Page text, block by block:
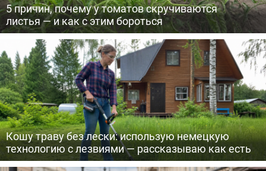
5 причин, почему у томатов скручиваются
листья — и как с этим бороться
Кошу траву без лески: использую немецкую
технологию с лезвиями — рассказываю как есть